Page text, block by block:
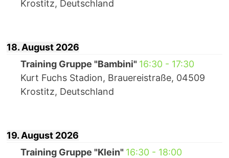
Krostitz, Deutschland
18. August 2026
Training Gruppe "Bambini" 16:30- 17:30
Kurt Fuchs Stadion, Brauereistraße, 04509
Krostitz, Deutschland
19. August 2026
Training Gruppe "Klein" 16:30- 18:00